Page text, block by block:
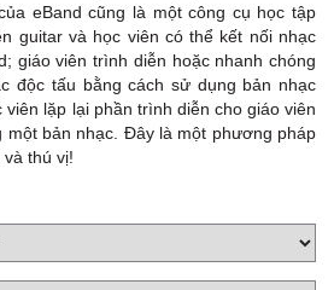
eBand cũng là một công cụ học tập
guitar và học viên có thể kết nối nhạc
giáo viên trình diễn hoặc nhanh chóng
độc tấu bằng cách sử dụng bản nhạc
lặp lại phần trình diễn cho giáo viên
một bản nhạc. Đây là một phương pháp
thú vị!